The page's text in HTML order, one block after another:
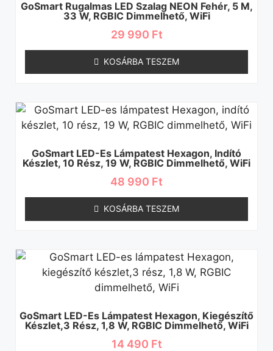
GoSmart Rugalmas LED Szalag NEON Fehér, 5 M,
33 W, RGBIC Dimmelhető, WiFi
29 990 Ft
KOSÁRBA TESZEM
GoSmart LED-Es Lámpatest Hexagon, Indító
Készlet, 10 Rész, 19 W, RGBIC Dimmelhető, WiFi
48 990 Ft
KOSÁRBA TESZEM
GoSmart LED-Es Lámpatest Hexagon, Kiegészítő
Készlet,3 Rész, 1,8 W, RGBIC Dimmelhető, WiFi
14 490 Ft